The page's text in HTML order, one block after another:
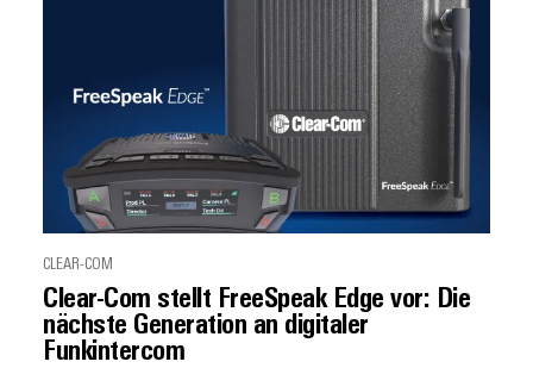
CLEAR-COM
Clear-Com stellt FreeSpeak Edge vor: Die
nächste Generation an digitaler
Funkintercom